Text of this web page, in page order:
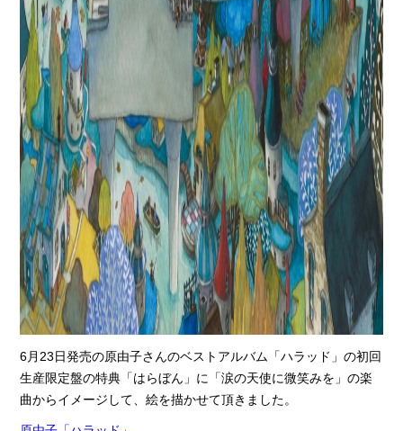
6月23日発売の原由子さんのベストアルバム「ハラッド」の初回
生産限定盤の特典「はらぼん」に「涙の天使に微笑みを」の楽
曲からイメージして、絵を描かせて頂きました。